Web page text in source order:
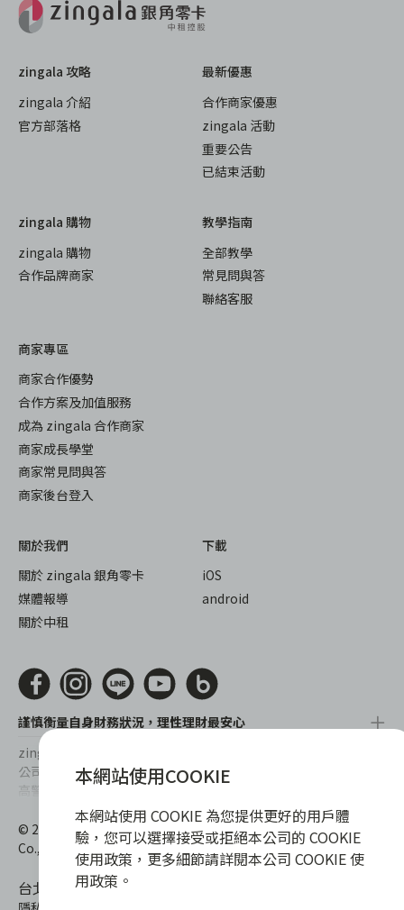
zingala 攻略
zingala 介紹
官方部落格
最新優惠
合作商家優惠
zingala 活動
重要公告
已結束活動
zingala 購物
zingala 購物
合作品牌商家
教學指南
全部教學
常見問與答
聯絡客服
商家專區
商家合作優勢
合作方案及加值服務
成為 zingala 合作商家
商家成長學堂
商家常見問與答
商家後台登入
關於我們
關於 zingala 銀角零卡
媒體報導
關於中租
下載
iOS
android
謹慎衡量自身財務狀況，理性理財最安心
zingala銀角零卡/仲信資融沒有代辦公司及代辦業務，也未與代辦
公司合作，更不會要求您提供實體銀行提款卡或實體信用卡，請提
高警覺，勿受騙上當！
提醒您，消費前請審慎評估財務狀況，理性理財最安心。總費用年
百分率區間為0%~15.9%，實際費用率，仍以各合作商家提供之商
品或服務為準，且每一案件實際之年百分率仍視其個別產品及分期
往來條件而有所不同，總費用年百分率不等於分期費用率。
© 2022 仲信資融股份有限公司 Chailease Consumer Finance
Co., Ltd. All Rights Reserved.
台北市內湖區內湖路一段392號6F
本網站使用COOKIE
本網站使用 COOKIE 為您提供更好的用戶體
驗，您可以選擇接受或拒絕本公司的 COOKIE
使用政策，更多細節請詳閱本公司 COOKIE 使
用政策。